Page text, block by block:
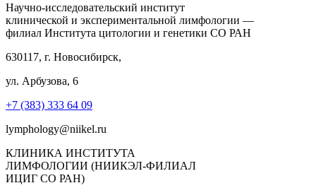
Научно-исследовательский институт
клинической и экспериментальной лимфологии —
филиал Института цитологии и генетики СО РАН
630117, г. Новосибирск,
ул. Арбузова, 6
+7 (383) 333 64 09
lymphology@niikel.ru
КЛИНИКА ИНСТИТУТА
ЛИМФОЛОГИИ (НИИКЭЛ-ФИЛИАЛ
ИЦИГ СО РАН)